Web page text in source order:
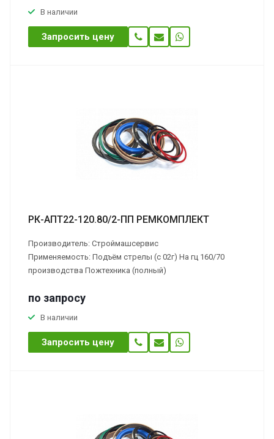
В наличии
Запросить цену
РК-АПТ22-120.80/2-ПП РЕМКОМПЛЕКТ
Производитель: Строймашсервис
Применяемость: Подъём стрелы (с 02г) На гц 160/70
производства Пожтехника (полный)
по запросу
В наличии
Запросить цену